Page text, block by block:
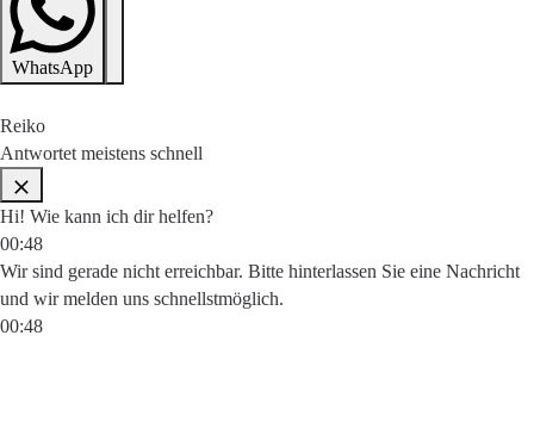
WhatsApp
Reiko
Antwortet meistens schnell
Hi! Wie kann ich dir helfen?
00:48
Wir sind gerade nicht erreichbar. Bitte hinterlassen Sie eine Nachricht
und wir melden uns schnellstmöglich.
00:48